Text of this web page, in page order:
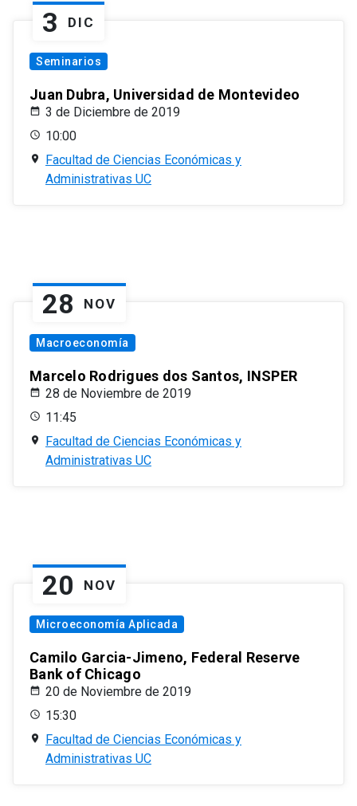
3 DIC
Seminarios
Juan Dubra, Universidad de Montevideo
3 de Diciembre de 2019
10:00
Facultad de Ciencias Económicas y
Administrativas UC
28 NOV
Macroeconomía
Marcelo Rodrigues dos Santos, INSPER
28 de Noviembre de 2019
11:45
Facultad de Ciencias Económicas y
Administrativas UC
20 NOV
Microeconomía Aplicada
Camilo Garcia-Jimeno, Federal Reserve
Bank of Chicago
20 de Noviembre de 2019
15:30
Facultad de Ciencias Económicas y
Administrativas UC